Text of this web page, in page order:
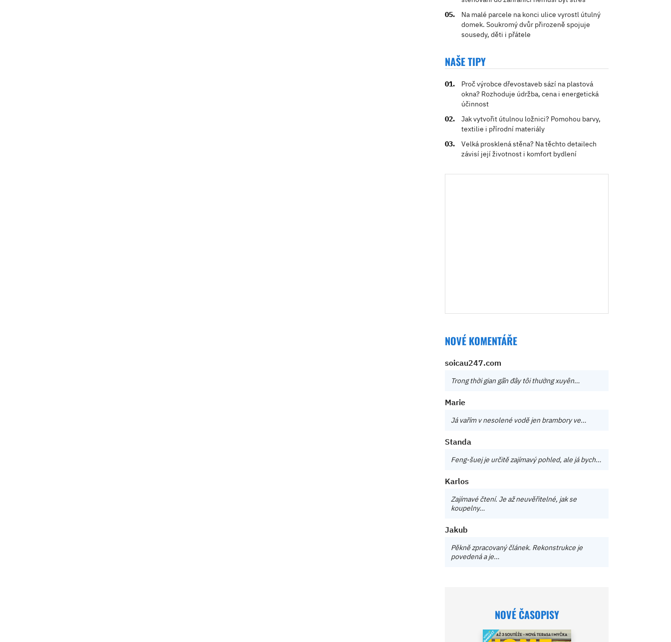
Na malé parcele na konci ulice vyrostl útulný
domek. Soukromý dvůr přirozeně spojuje
sousedy, děti i přátele
NAŠE TIPY
Proč výrobce dřevostaveb sází na plastová
okna? Rozhoduje údržba, cena i energetická
účinnost
Jak vytvořit útulnou ložnici? Pomohou barvy,
textilie i přírodní materiály
Velká prosklená stěna? Na těchto detailech
závisí její životnost i komfort bydlení
NOVÉ KOMENTÁŘE
soicau247.com
Trong thời gian gần đây tôi thường xuyên…
Marie
Já vařím v nesolené vodě jen brambory ve…
Standa
Feng-šuej je určitě zajímavý pohled, ale já bych…
Karlos
Zajímavé čtení. Je až neuvěřitelné, jak se
koupelny…
Jakub
Pěkně zpracovaný článek. Rekonstrukce je
povedená a je…
NOVÉ ČASOPISY